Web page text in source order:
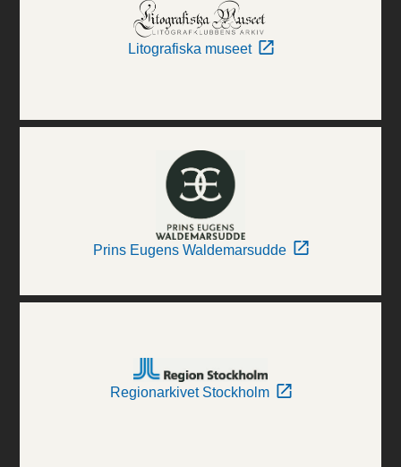
Litografiska museet
Prins Eugens Waldemarsudde
Regionarkivet Stockholm